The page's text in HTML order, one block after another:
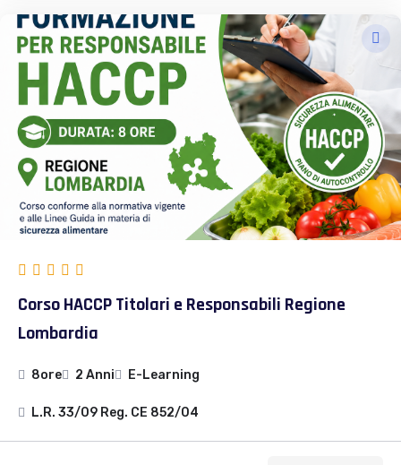
Corso HACCP Titolari e Responsabili Regione
Lombardia
8ore 2 Anni E-Learning
L.R. 33/09 Reg. CE 852/04